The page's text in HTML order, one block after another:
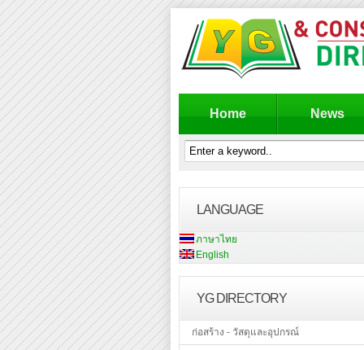
Home News
LANGUAGE
ภาษาไทย
English
YG DIRECTORY
ก่อสร้าง - วัสดุและอุปกรณ์